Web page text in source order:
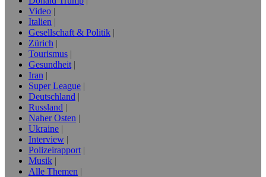
Video
Italien
Gesellschaft & Politik
Zürich
Tourismus
Gesundheit
Iran
Super League
Deutschland
Russland
Naher Osten
Ukraine
Interview
Polizeirapport
Musik
Alle Themen